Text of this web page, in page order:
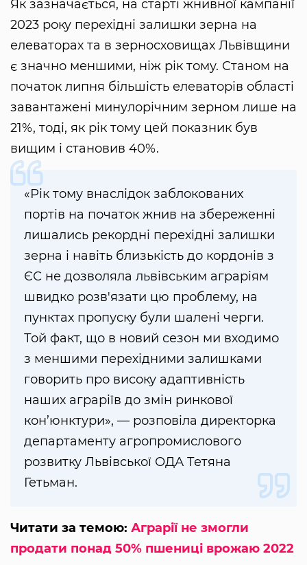
Як зазначається, на старті жнивної кампанії
2023 року перехідні залишки зерна на
елеваторах та в зерносховищах Львівщини
є значно меншими, ніж рік тому. Станом на
початок липня більшість елеваторів області
завантажені минулорічним зерном лише на
21%, тоді, як рік тому цей показник був
вищим і становив 40%.
«Рік тому внаслідок заблокованих
портів на початок жнив на збереженні
лишались рекордні перехідні залишки
зерна і навіть близькість до кордонів з
ЄС не дозволяла львівським аграріям
швидко розв'язати цю проблему, на
пунктах пропуску були шалені черги.
Той факт, що в новий сезон ми входимо
з меншими перехідними залишками
говорить про високу адаптивність
наших аграріїв до змін ринкової
кон’юнктури», — розповіла директорка
департаменту агропромислового
розвитку Львівської ОДА Тетяна
Гетьман.
Читати за темою: Аграрії не змогли
продати понад 50% пшениці врожаю 2022